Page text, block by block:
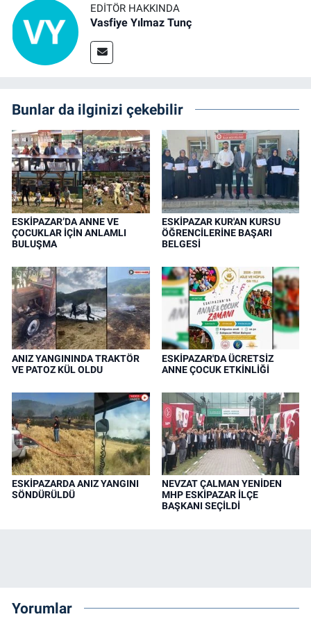
EDITÖR HAKKINDA
Vasfiye Yılmaz Tunç
Bunlar da ilginizi çekebilir
ESKİPAZAR’DA ANNE VE
ÇOCUKLAR İÇİN ANLAMLI
BULUŞMA
ESKİPAZAR KUR'AN KURSU
ÖĞRENCİLERİNE BAŞARI
BELGESİ
ANIZ YANGININDA TRAKTÖR
VE PATOZ KÜL OLDU
ESKİPAZAR'DA ÜCRETSİZ
ANNE ÇOCUK ETKİNLİĞİ
ESKİPAZARDA ANIZ YANGINI
SÖNDÜRÜLDÜ
NEVZAT ÇALMAN YENİDEN
MHP ESKİPAZAR İLÇE
BAŞKANI SEÇİLDİ
Yorumlar